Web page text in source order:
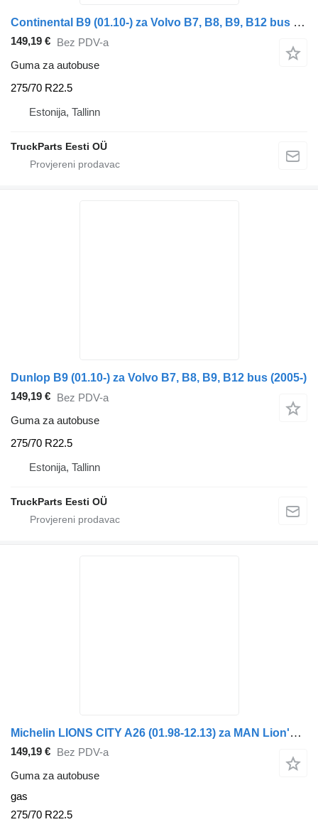
Continental B9 (01.10-) za Volvo B7, B8, B9, B12 bus (2005-)
149,19 € Bez PDV-a
Guma za autobuse
275/70 R22.5
Estonija, Tallinn
TruckParts Eesti OÜ
Dunlop B9 (01.10-) za Volvo B7, B8, B9, B12 bus (2005-)
149,19 € Bez PDV-a
Guma za autobuse
275/70 R22.5
Estonija, Tallinn
TruckParts Eesti OÜ
Michelin LIONS CITY A26 (01.98-12.13) za MAN Lion's bus (1991-)
149,19 € Bez PDV-a
Guma za autobuse
gas
275/70 R22.5